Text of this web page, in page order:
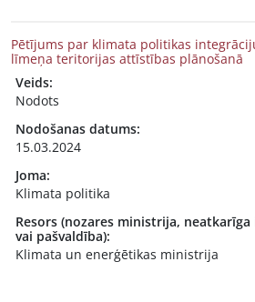
Pētījums par klimata politikas
līmeņa teritorijas attīstības plānošanā
Veids:
Nodots
Nodošanas datums:
15.03.2024
Joma:
Klimata politika
Resors (nozares ministrija, neatkarīga
vai pašvaldība):
Klimata un enerģētikas ministrija